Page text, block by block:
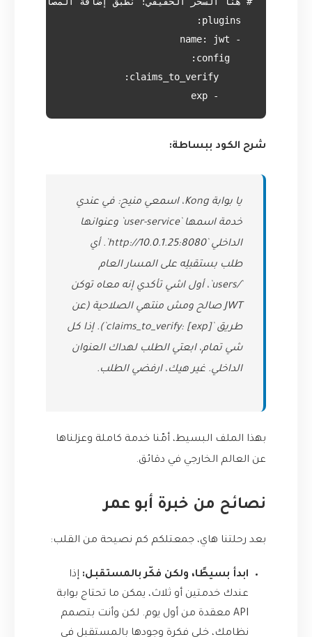
      - exp
شرح الكود ببساطة:
يا بوابة Kong، اسمعي منيح: في عندي
خدمة اسمها `user-service` وعنوانها
الداخلي `http://10.0.1.25:8080`. أي
طلب بستقبلِه على المسار العام
`/users`، أول اشي تأكدي إنه معاه توكن
JWT صالح ومش منتهي الصلاحية (عن
طريق `claims_to_verify: [exp]`). إذا كل
شي تمام، ابعتي الطلب لهداك العنوان
الداخلي. غير هيك، ارفضي الطلب.
بهذا الملف البسيط، أمّنا خدمة كاملة وعزلناها
عن العالم الخارجي في دقائق.
نصائح من خبرة أبو عمر
بعد رحلتنا هاي، جمعتلكم كم نصيحة من القلب:
ابدأ بسيطًا، ولكن فكّر بالمستقبل: إذا
عندك خدمتين أو ثلاث، يمكن ما تحتاج بوابة
API معقدة من أول يوم. لكن وأنت بتصمم
نظامك، خلي فكرة وجودها بالمستقبل في